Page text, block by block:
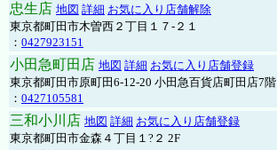
忠生店 地図 詳細 お気に入り店舗解除
東京都町田市木曽西２丁目１７-２１
： 0427923151
小田急町田店 地図 詳細 お気に入り店舗登録
東京都町田市原町田6-12-20 小田急百貨店町田店7階
： 0427105581
三和小川店 地図 詳細 お気に入り店舗登録
東京都町田市金森４丁目１?２ 2F